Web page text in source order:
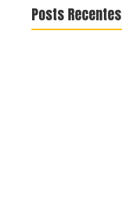
Posts Recentes